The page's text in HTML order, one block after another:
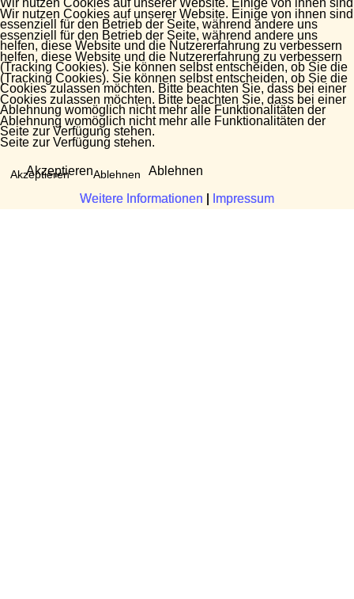
Wir nutzen Cookies auf unserer Website. Einige von ihnen sind
essenziell für den Betrieb der Seite, während andere uns
helfen, diese Website und die Nutzererfahrung zu verbessern
(Tracking Cookies). Sie können selbst entscheiden, ob Sie die
Cookies zulassen möchten. Bitte beachten Sie, dass bei einer
Ablehnung womöglich nicht mehr alle Funktionalitäten der
Seite zur Verfügung stehen.
Akzeptieren Ablehnen
Weitere Informationen Impressum
Wir nutzen Cookies auf unserer Website. Einige von ihnen sind
essenziell für den Betrieb der Seite, während andere uns
helfen, diese Website und die Nutzererfahrung zu verbessern
(Tracking Cookies). Sie können selbst entscheiden, ob Sie die
Cookies zulassen möchten. Bitte beachten Sie, dass bei einer
Ablehnung womöglich nicht mehr alle Funktionalitäten der
Seite zur Verfügung stehen.
Akzeptieren Ablehnen
Weitere Informationen Impressum